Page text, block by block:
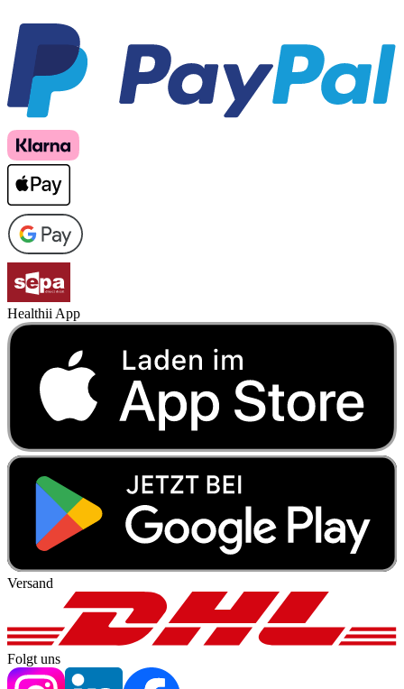
Healthii App
Versand
Folgt uns